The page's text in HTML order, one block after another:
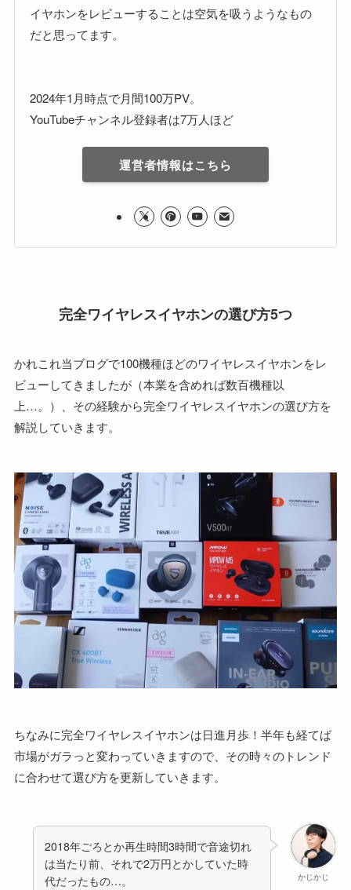
イヤホンをレビューすることは空気を吸うようなもの
だと思ってます。
2024年1月時点で月間100万PV。
YouTubeチャンネル登録者は7万人ほど
運営者情報はこちら
完全ワイヤレスイヤホンの選び方5つ
かれこれ当ブログで100機種ほどのワイヤレスイヤホンをレ
ビューしてきましたが（本業を含めれば数百機種以
上…。）、その経験から完全ワイヤレスイヤホンの選び方を
解説していきます。
ちなみに完全ワイヤレスイヤホンは日進月歩！半年も経てば
市場がガラっと変わっていきますので、その時々のトレンド
に合わせて選び方を更新していきます。
かじかじ
2018年ごろとか再生時間3時間で音途切れ
は当たり前、それで2万円とかしていた時
代だったもの…。